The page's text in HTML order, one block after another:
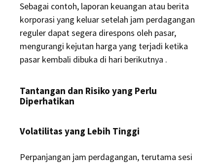
Sebagai contoh, laporan keuangan atau berita
korporasi yang keluar setelah jam perdagangan
reguler dapat segera direspons oleh pasar,
mengurangi kejutan harga yang terjadi ketika
pasar kembali dibuka di hari berikutnya .
Tantangan dan Risiko yang Perlu
Diperhatikan
Volatilitas yang Lebih Tinggi
Perpanjangan jam perdagangan, terutama sesi